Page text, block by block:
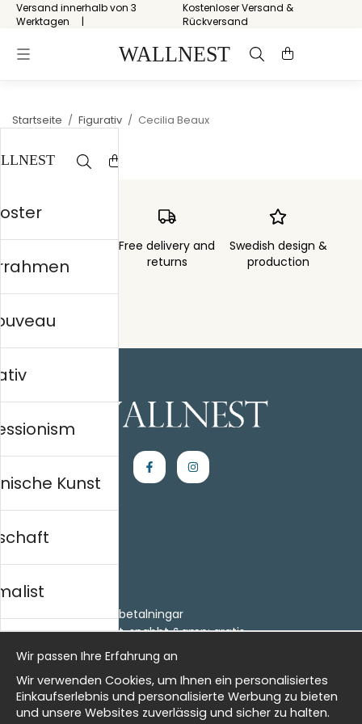
Versand innerhalb von 3
Werktagen
Kostenloser Versand &
Rückversand
Startseite / Figurativ / Cecilia Beaux
3 days
Free delivery and
returns
Swedish design &
production
Einkaufen
Villkor
- Returer och återbetalningar
- Leverans - enkelt, snabbt &amp; gratis
Om cookies
Meine Favoriten
Information
Kunst
history
Wir passen Ihre Erfahrung an
Wir verwenden Cookies, um Ihnen ein personalisiertes
Einkaufserlebnis und personalisierte Werbung zu bieten
und unsere Websites zuverlässig und sicher zu halten.